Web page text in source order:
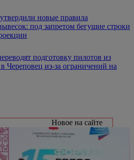
новые правила
под запретом бегущие строки
подготовку пилотов из
Череповец из-за ограничений на
Новое на сайте